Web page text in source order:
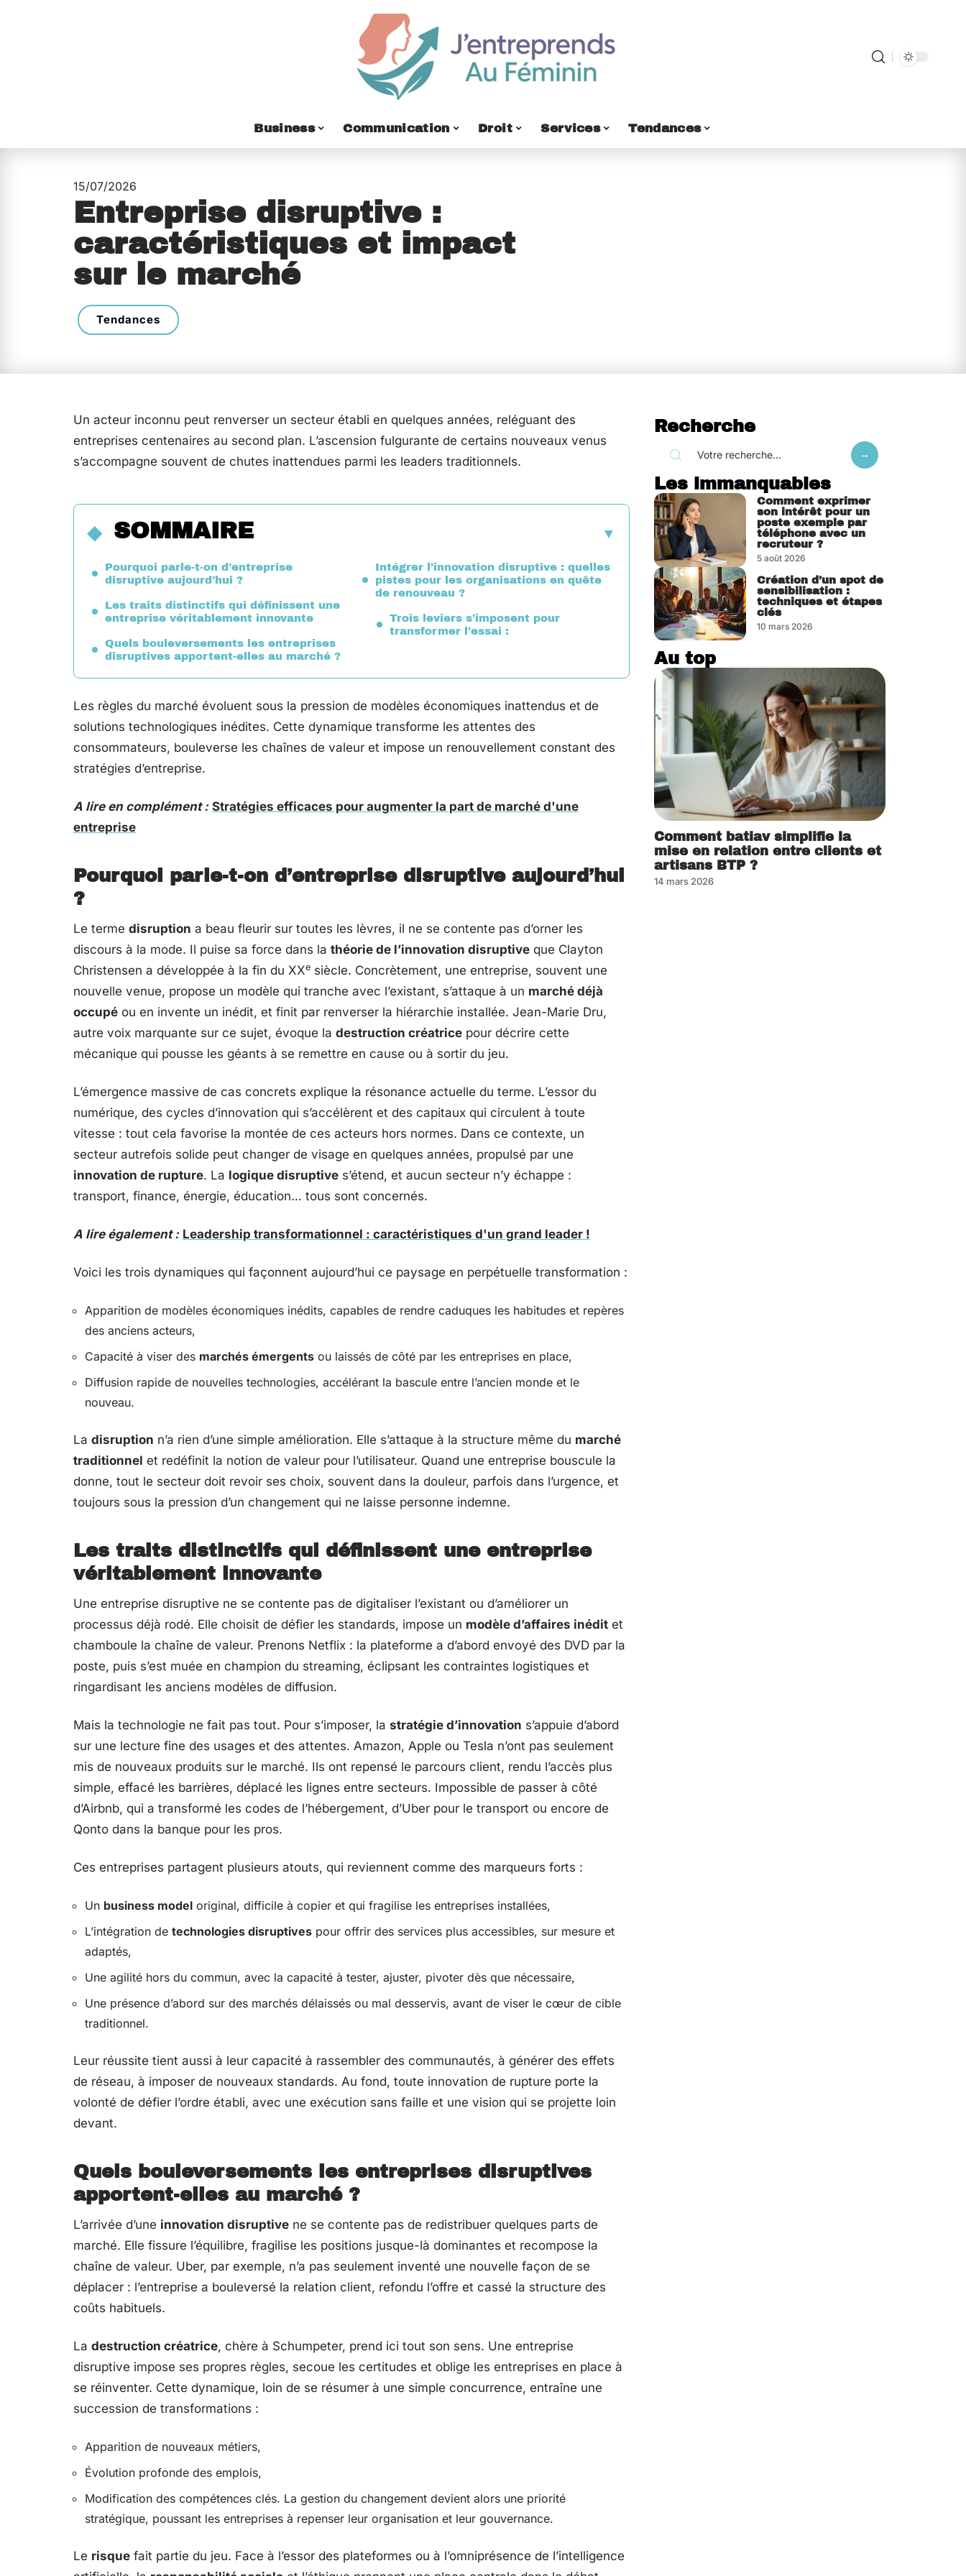
Business Communication Droit Services Tendances
15/07/2026
Entreprise disruptive :
caractéristiques et impact
sur le marché
Tendances
Un acteur inconnu peut renverser un secteur établi en quelques années, reléguant des
entreprises centenaires au second plan. L’ascension fulgurante de certains nouveaux venus
s’accompagne souvent de chutes inattendues parmi les leaders traditionnels.
SOMMAIRE
Pourquoi parle-t-on d’entreprise
disruptive aujourd’hui ?
Les traits distinctifs qui définissent une
entreprise véritablement innovante
Quels bouleversements les entreprises
disruptives apportent-elles au marché ?
Intégrer l’innovation disruptive : quelles
pistes pour les organisations en quête
de renouveau ?
Trois leviers s’imposent pour
transformer l’essai :
Les règles du marché évoluent sous la pression de modèles économiques inattendus et de
solutions technologiques inédites. Cette dynamique transforme les attentes des
consommateurs, bouleverse les chaînes de valeur et impose un renouvellement constant des
stratégies d’entreprise.
A lire en complément : Stratégies efficaces pour augmenter la part de marché d'une
entreprise
Pourquoi parle-t-on d’entreprise disruptive aujourd’hui
?
Le terme disruption a beau fleurir sur toutes les lèvres, il ne se contente pas d’orner les
discours à la mode. Il puise sa force dans la théorie de l’innovation disruptive que Clayton
Christensen a développée à la fin du XXe siècle. Concrètement, une entreprise, souvent une
nouvelle venue, propose un modèle qui tranche avec l’existant, s’attaque à un marché déjà
occupé ou en invente un inédit, et finit par renverser la hiérarchie installée. Jean-Marie Dru,
autre voix marquante sur ce sujet, évoque la destruction créatrice pour décrire cette
mécanique qui pousse les géants à se remettre en cause ou à sortir du jeu.
L’émergence massive de cas concrets explique la résonance actuelle du terme. L’essor du
numérique, des cycles d’innovation qui s’accélèrent et des capitaux qui circulent à toute
vitesse : tout cela favorise la montée de ces acteurs hors normes. Dans ce contexte, un
secteur autrefois solide peut changer de visage en quelques années, propulsé par une
innovation de rupture. La logique disruptive s’étend, et aucun secteur n’y échappe :
transport, finance, énergie, éducation… tous sont concernés.
A lire également : Leadership transformationnel : caractéristiques d'un grand leader !
Voici les trois dynamiques qui façonnent aujourd’hui ce paysage en perpétuelle transformation :
Apparition de modèles économiques inédits, capables de rendre caduques les habitudes et repères
des anciens acteurs,
Capacité à viser des marchés émergents ou laissés de côté par les entreprises en place,
Diffusion rapide de nouvelles technologies, accélérant la bascule entre l’ancien monde et le
nouveau.
La disruption n’a rien d’une simple amélioration. Elle s’attaque à la structure même du marché
traditionnel et redéfinit la notion de valeur pour l’utilisateur. Quand une entreprise bouscule la
donne, tout le secteur doit revoir ses choix, souvent dans la douleur, parfois dans l’urgence, et
toujours sous la pression d’un changement qui ne laisse personne indemne.
Les traits distinctifs qui définissent une entreprise
véritablement innovante
Une entreprise disruptive ne se contente pas de digitaliser l’existant ou d’améliorer un
processus déjà rodé. Elle choisit de défier les standards, impose un modèle d’affaires inédit et
chamboule la chaîne de valeur. Prenons Netflix : la plateforme a d’abord envoyé des DVD par la
poste, puis s’est muée en champion du streaming, éclipsant les contraintes logistiques et
ringardisant les anciens modèles de diffusion.
Mais la technologie ne fait pas tout. Pour s’imposer, la stratégie d’innovation s’appuie d’abord
sur une lecture fine des usages et des attentes. Amazon, Apple ou Tesla n’ont pas seulement
mis de nouveaux produits sur le marché. Ils ont repensé le parcours client, rendu l’accès plus
simple, effacé les barrières, déplacé les lignes entre secteurs. Impossible de passer à côté
d’Airbnb, qui a transformé les codes de l’hébergement, d’Uber pour le transport ou encore de
Qonto dans la banque pour les pros.
Ces entreprises partagent plusieurs atouts, qui reviennent comme des marqueurs forts :
Un business model original, difficile à copier et qui fragilise les entreprises installées,
L’intégration de technologies disruptives pour offrir des services plus accessibles, sur mesure et
adaptés,
Une agilité hors du commun, avec la capacité à tester, ajuster, pivoter dès que nécessaire,
Une présence d’abord sur des marchés délaissés ou mal desservis, avant de viser le cœur de cible
traditionnel.
Leur réussite tient aussi à leur capacité à rassembler des communautés, à générer des effets
de réseau, à imposer de nouveaux standards. Au fond, toute innovation de rupture porte la
volonté de défier l’ordre établi, avec une exécution sans faille et une vision qui se projette loin
devant.
Quels bouleversements les entreprises disruptives
apportent-elles au marché ?
L’arrivée d’une innovation disruptive ne se contente pas de redistribuer quelques parts de
marché. Elle fissure l’équilibre, fragilise les positions jusque-là dominantes et recompose la
chaîne de valeur. Uber, par exemple, n’a pas seulement inventé une nouvelle façon de se
déplacer : l’entreprise a bouleversé la relation client, refondu l’offre et cassé la structure des
coûts habituels.
La destruction créatrice, chère à Schumpeter, prend ici tout son sens. Une entreprise
disruptive impose ses propres règles, secoue les certitudes et oblige les entreprises en place à
se réinventer. Cette dynamique, loin de se résumer à une simple concurrence, entraîne une
succession de transformations :
Apparition de nouveaux métiers,
Évolution profonde des emplois,
Modification des compétences clés. La gestion du changement devient alors une priorité
stratégique, poussant les entreprises à repenser leur organisation et leur gouvernance.
Le risque fait partie du jeu. Face à l’essor des plateformes ou à l’omniprésence de l’intelligence
Recherche
Les immanquables
Comment exprimer
son intérêt pour un
poste exemple par
téléphone avec un
recruteur ?
5 août 2026
Création d’un spot de
sensibilisation :
techniques et étapes
clés
10 mars 2026
Au top
Comment batiav simplifie la
mise en relation entre clients et
artisans BTP ?
14 mars 2026